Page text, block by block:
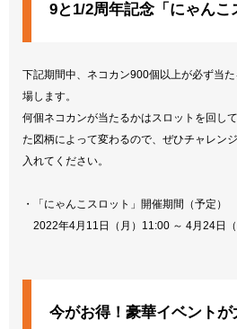
9と1/2周年記念「にゃんこ
下記期間中、ネコカン900個以上が必ず当
場します。
何個ネコカンが当たるかはスロットを回し
た図柄によって変わるので、ぜひチャレン
入れてください。
・「にゃんこスロット」開催期間（予定）
2022年4月11日（月）11:00 ～ 4月24日
今がお得！豪華イベントが